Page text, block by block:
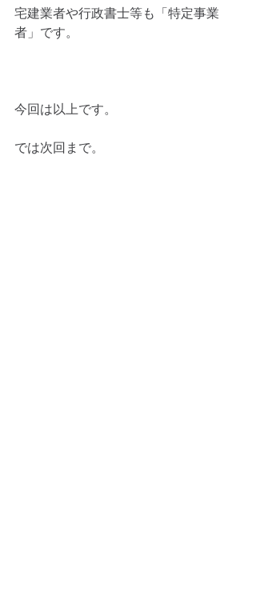
宅建業者や行政書士等も「特定事業
者」です。
今回は以上です。
では次回まで。